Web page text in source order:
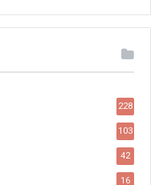
228
103
42
16